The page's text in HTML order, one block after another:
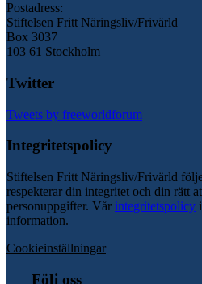
Postadress:
Stiftelsen Fritt Näringsliv/Frivärld
Box 3037
103 61 Stockholm
Twitter
Tweets by freeworldforum
Integritetspolicy
Stiftelsen Fritt Näringsliv/Frivärld
respekterar din integritet och din rätt
personuppgifter. Vår integritetspolicy
information.
Cookieinställningar
Följ oss